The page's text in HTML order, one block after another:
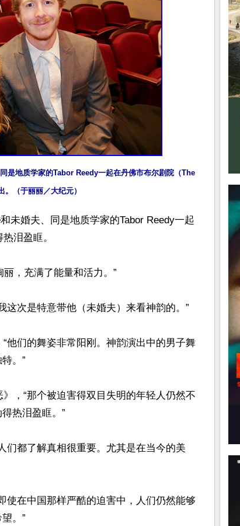
是地质学家的Tabor Reedy一起在丹佛市布尔剧院（The
（于丽丽／大纪元）
未婚夫、同是地质学家的Tabor Reedy一起
泪盈眶。
丽，充满了能量和活力。”
这次是特意带他（未婚夫）来看神韵的。”
他们的舞姿非常阳刚。神韵演出中的男子舞
。”
，“那个被迫害得双目失明的年轻人仍然不
热泪盈眶。”
们都了解真相很重要。尤其是在当今的美
使在中国那样严酷的迫害中，人们仍然能够
。”